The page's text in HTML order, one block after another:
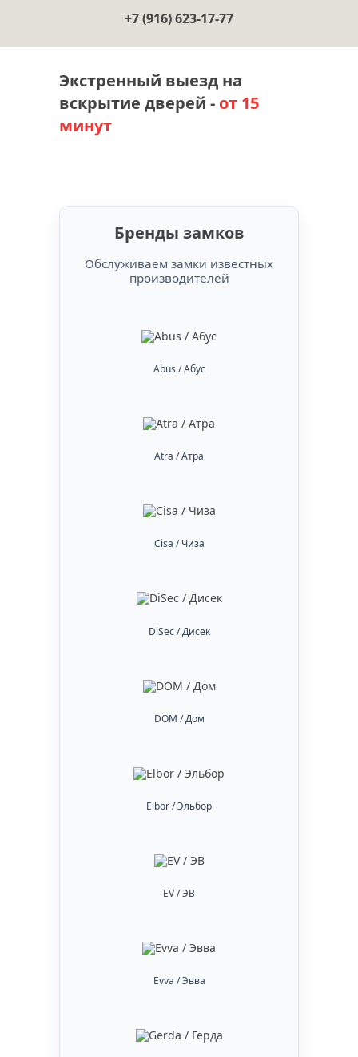
+7 (916) 623-17-77
Экстренный выезд на
вскрытие дверей - от 15
минут
Бренды замков
Обслуживаем замки известных
производителей
Abus / Абус
Atra / Атра
Cisa / Чиза
DiSec / Дисек
DOM / Дом
Elbor / Эльбор
EV / ЭВ
Evva / Эвва